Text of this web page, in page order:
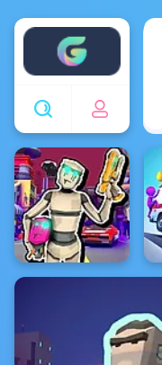
Enjoy4fun